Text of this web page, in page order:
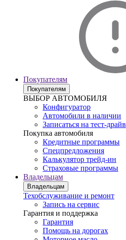
Покупателям
Покупателям
ВЫБОР АВТОМОБИЛЯ
Конфигуратор
Автомобили в наличии
Записаться на тест-драйв
Покупка автомобиля
Кредитные программы
Спецпредложения
Калькулятор трейд-ин
Страховые программы
Владельцам
Владельцам
Техобслуживание и ремонт
Запись на сервис
Гарантия и поддержка
Гарантия
Помощь на дорогах